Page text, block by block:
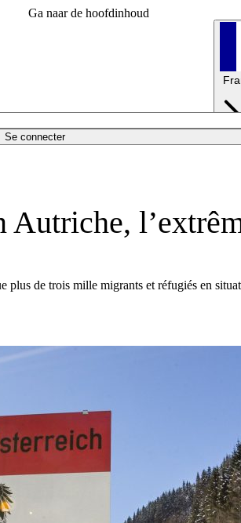
Ga naar de hoofdinhoud
Se connecter
de trois mille migrants et réfugiés en